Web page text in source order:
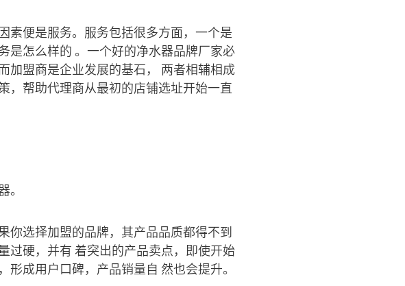
素便是服务。服务包括很多方面，一个是
是怎么样的 。一个好的净水器品牌厂家必
加盟商是企业发展的基石， 两者相辅相成
，帮助代理商从最初的店铺选址开始一直
你选择加盟的品牌，其产品品质都得不到
过硬，并有 着突出的产品卖点，即使开始
成用户口碑，产品销量自 然也会提升。